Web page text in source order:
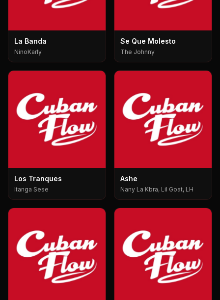
La Banda
NinoKarly
Se Que Molesto
The Johnny
Los Tranques
Itanga Sese
Ashe
Nany La Kbra, Lil Goat, LH